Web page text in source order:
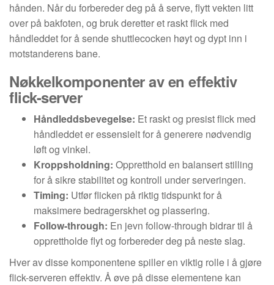
hånden. Når du forbereder deg på å serve, flytt vekten litt
over på bakfoten, og bruk deretter et raskt flick med
håndleddet for å sende shuttlecocken høyt og dypt inn i
motstanderens bane.
Nøkkelkomponenter av en effektiv
flick-server
Håndleddsbevegelse: Et raskt og presist flick med
håndleddet er essensielt for å generere nødvendig
løft og vinkel.
Kroppsholdning: Oppretthold en balansert stilling
for å sikre stabilitet og kontroll under serveringen.
Timing: Utfør flicken på riktig tidspunkt for å
maksimere bedragerskhet og plassering.
Follow-through: En jevn follow-through bidrar til å
opprettholde flyt og forbereder deg på neste slag.
Hver av disse komponentene spiller en viktig rolle i å gjøre
flick-serveren effektiv. Å øve på disse elementene kan